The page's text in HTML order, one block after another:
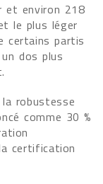
et environ 218
le plus léger
certains partis
dos plus
robustesse
comme 30 %
certification